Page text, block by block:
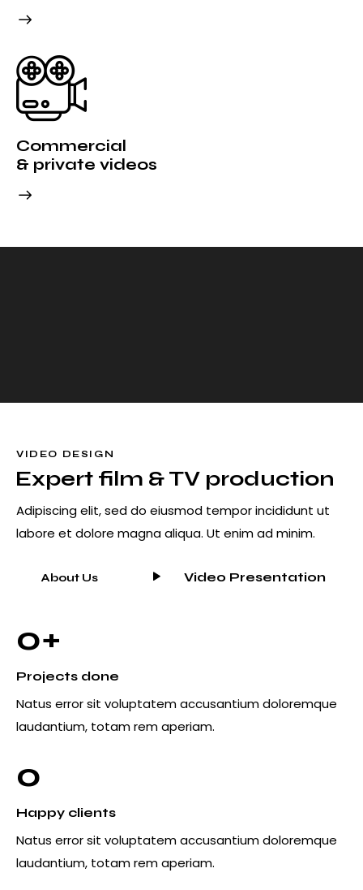
Commercial
& private videos
VIDEO DESIGN
Expert film & TV production
Adipiscing elit, sed do eiusmod tempor incididunt ut
labore et dolore magna aliqua. Ut enim ad minim.
About Us Video Presentation
0+
Projects done
Natus error sit voluptatem accusantium doloremque
laudantium, totam rem aperiam.
0
Happy clients
Natus error sit voluptatem accusantium doloremque
laudantium, totam rem aperiam.